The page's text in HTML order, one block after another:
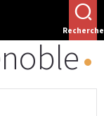
Recherche